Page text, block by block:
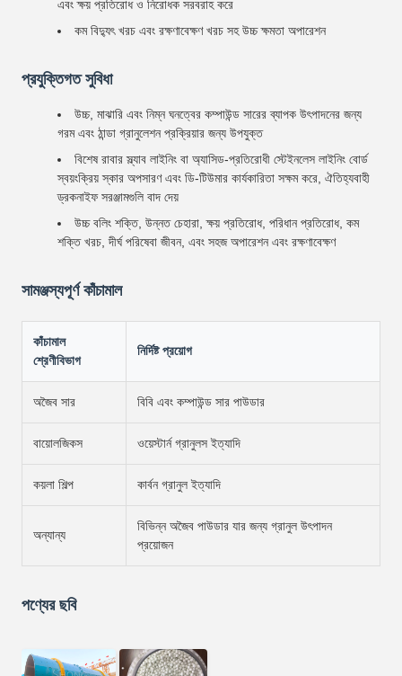
এবং ক্ষয় প্রতিরোধ ও নিরোধক সরবরাহ করে
কম বিদ্যুৎ খরচ এবং রক্ষণাবেক্ষণ খরচ সহ উচ্চ ক্ষমতা অপারেশন
প্রযুক্তিগত সুবিধা
উচ্চ, মাঝারি এবং নিম্ন ঘনত্বের কম্পাউন্ড সারের ব্যাপক উৎপাদনের জন্য
গরম এবং ঠান্ডা গ্রানুলেশন প্রক্রিয়ার জন্য উপযুক্ত
বিশেষ রাবার স্ল্যাব লাইনিং বা অ্যাসিড-প্রতিরোধী স্টেইনলেস লাইনিং বোর্ড
স্বয়ংক্রিয় স্কার অপসারণ এবং ডি-টিউমার কার্যকারিতা সক্ষম করে, ঐতিহ্যবাহী
ড্রকনাইফ সরঞ্জামগুলি বাদ দেয়
উচ্চ বলিং শক্তি, উন্নত চেহারা, ক্ষয় প্রতিরোধ, পরিধান প্রতিরোধ, কম
শক্তি খরচ, দীর্ঘ পরিষেবা জীবন, এবং সহজ অপারেশন এবং রক্ষণাবেক্ষণ
সামঞ্জস্যপূর্ণ কাঁচামাল
কাঁচামাল
শ্রেণীবিভাগ
নির্দিষ্ট প্রয়োগ
অজৈব সার বিবি এবং কম্পাউন্ড সার পাউডার
বায়োলজিকস ওয়েস্টার্ন গ্রানুলস ইত্যাদি
কয়লা শিল্প কার্বন গ্রানুল ইত্যাদি
অন্যান্য
বিভিন্ন অজৈব পাউডার যার জন্য গ্রানুল উৎপাদন
প্রয়োজন
পণ্যের ছবি